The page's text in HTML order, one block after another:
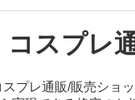
コスプレ
スプレ通販/販売ショ